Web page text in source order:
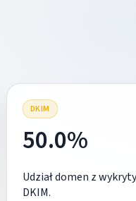
DKIM
50.0%
Udział domen z
DKIM.